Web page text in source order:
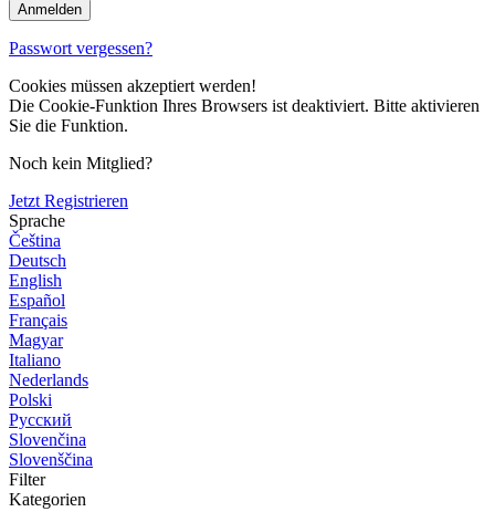
Passwort vergessen?
Cookies müssen akzeptiert werden!
Die Cookie-Funktion Ihres Browsers ist deaktiviert. Bitte aktivieren
Sie die Funktion.
Noch kein Mitglied?
Jetzt Registrieren
Sprache
Čeština
Deutsch
English
Español
Français
Magyar
Italiano
Nederlands
Polski
Русский
Slovenčina
Slovenščina
Filter
Kategorien